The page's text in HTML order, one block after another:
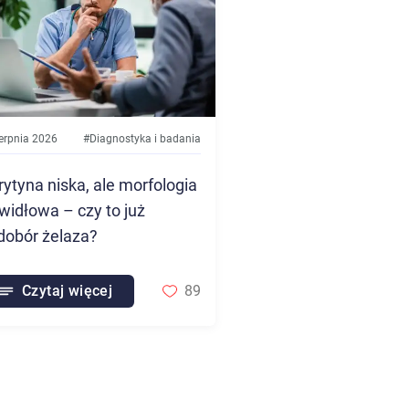
2026 #Diagnostyka i badania
niska, ale morfologia
– czy to już
żelaza?
Czytaj więcej 89